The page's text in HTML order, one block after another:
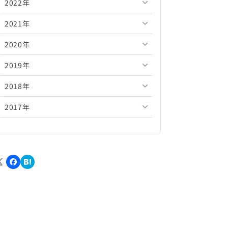
2026年5月
2026年4月
2026年3月
2026年2月
2026年1月
2025年10月
2025年9月
2025年8月
2025年7月
2025年6月
2025年5月
2025年2月
2024年11月
2024年10月
2024年9月
2024年8月
2024年7月
2024年6月
2024年3月
2023年12月
2023年11月
2023年10月
2023年9月
2023年8月
2023年7月
2023年4月
2022年
2022年12月
2022年11月
2022年10月
2022年9月
2022年8月
2022年5月
2021年
2021年12月
2021年11月
2021年10月
2021年9月
2021年6月
2020年
2020年12月
2020年11月
2020年10月
2020年7月
2019年
2019年12月
2019年11月
2019年8月
2018年
2018年12月
2018年9月
2017年
2017年10月